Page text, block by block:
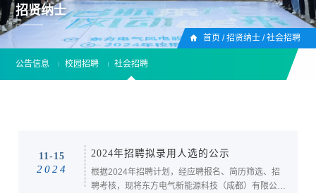
招贤纳士
首页 /招贤纳士/社会招聘
公告信息 校园招聘 社会招聘
11-15
2024
2024年招聘拟录用人选的公示
根据2024年招聘计划，经应聘报名、简历筛选、招
聘考核，现将东方电气新能源科技（成都）有限公司